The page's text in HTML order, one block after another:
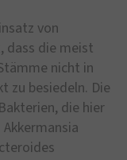
von
dass die meist
nicht in
zu besiedeln. Die
die hier